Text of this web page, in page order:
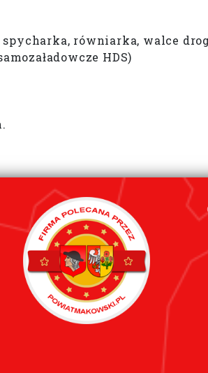
równiarka, walce
HDS)